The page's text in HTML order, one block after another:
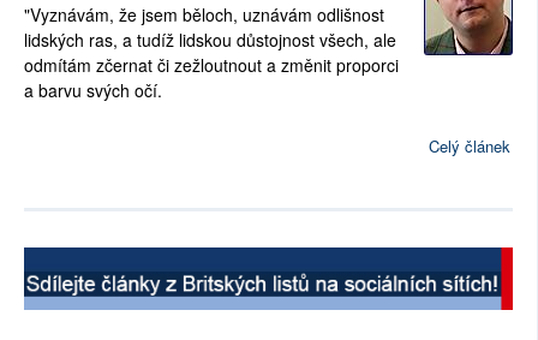
"Vyznávám, že jsem běloch, uznávám odlišnost
lidských ras, a tudíž lidskou důstojnost všech, ale
odmítám zčernat či zežloutnout a změnit proporci
a barvu svých očí.
Celý článek